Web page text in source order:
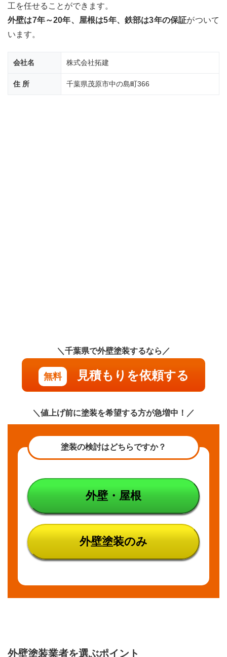
工を任せることができます。
外壁は7年～20年、屋根は5年、鉄部は3年の保証がついて
います。
会社名 株式会社拓建
住 所 千葉県茂原市中の島町366
＼千葉県で外壁塗装するなら／
無料 見積もりを依頼する
＼値上げ前に塗装を希望する方が急増中！／
塗装の検討はどちらですか？
外壁・屋根
外壁塗装のみ
外壁塗装業者を選ぶポイント